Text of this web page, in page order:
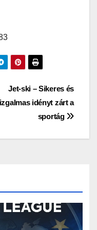
Jet-ski – Sikeres és
izgalmas idényt zárt a
sportág